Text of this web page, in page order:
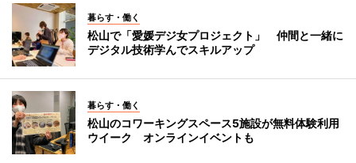
暮らす・働く
松山で「愛媛デジ女プロジェクト」 仲間と一緒に
デジタル技術学んでスキルアップ
暮らす・働く
松山のコワーキングスペース5施設が無料体験利用
ウイーク オンラインイベントも